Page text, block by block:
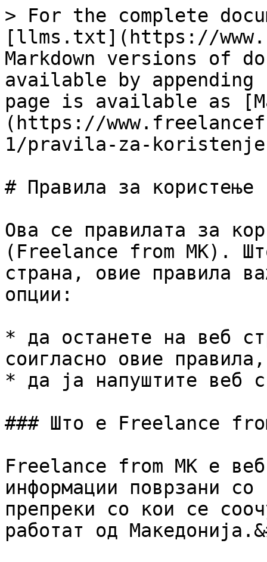
> For the complete
[llms.txt](https://
Markdown versions of
available by
page is available as
(https://
1/pravila-za-
# Правила за користење
Ова се правилата за
(Freelance from MK).
страна, овие правила
опции:
* да останете на веб
соигласно овие
* да ја напуштите веб
### Што е Freelance
Freelance from MK e
информации поврзани
препреки со кои се
работат од